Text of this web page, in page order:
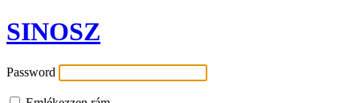
SINOSZ
Password